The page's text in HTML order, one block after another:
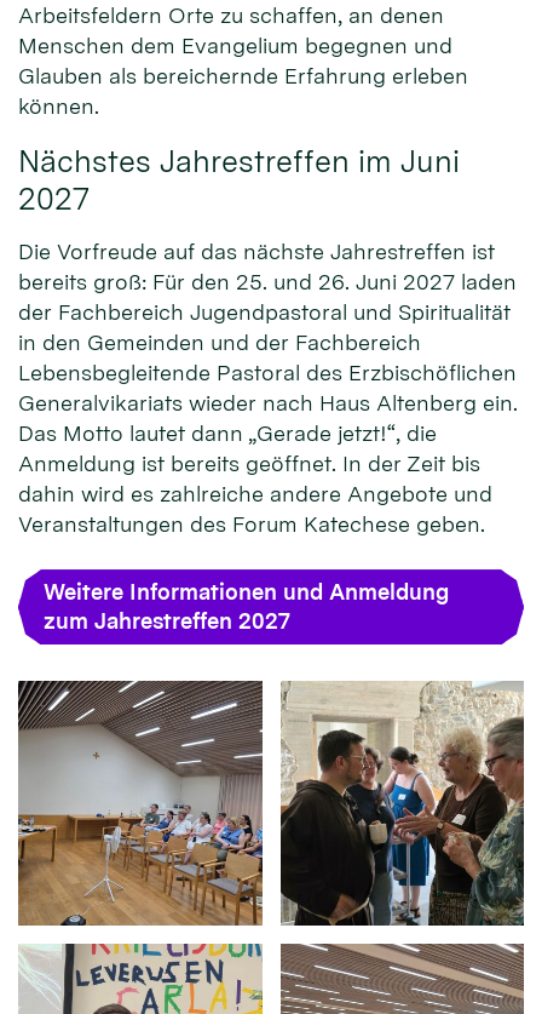
Arbeitsfeldern Orte zu schaffen, an denen
Menschen dem Evangelium begegnen und
Glauben als bereichernde Erfahrung erleben
können.
Nächstes Jahrestreffen im Juni
2027
Die Vorfreude auf das nächste Jahrestreffen ist
bereits groß: Für den 25. und 26. Juni 2027 laden
der Fachbereich Jugendpastoral und Spiritualität
in den Gemeinden und der Fachbereich
Lebensbegleitende Pastoral des Erzbischöflichen
Generalvikariats wieder nach Haus Altenberg ein.
Das Motto lautet dann „Gerade jetzt!“, die
Anmeldung ist bereits geöffnet. In der Zeit bis
dahin wird es zahlreiche andere Angebote und
Veranstaltungen des Forum Katechese geben.
Weitere Informationen und Anmeldung
zum Jahrestreffen 2027